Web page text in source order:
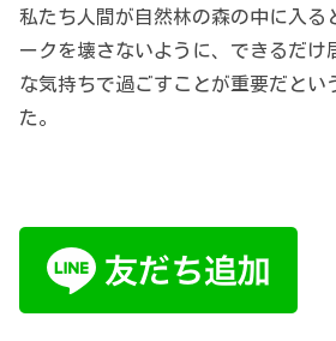
私たち人間が自然林の森の中に入る
ークを壊さないように、できるだけ
な気持ちで過ごすことが重要だとい
た。